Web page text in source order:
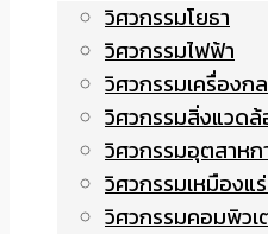
วิศวกรรมโยธา
วิศวกรรมไฟฟ้า
วิศวกรรมเครื่องกล
วิศวกรรมสิ่งแวด
วิศวกรรมอุตสาหก
วิศวกรรมเหมืองแ
วิศวกรรมคอมพิวเ